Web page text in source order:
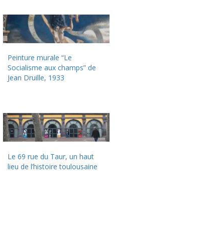
Peinture murale “Le
Socialisme aux champs” de
Jean Druille, 1933
Le 69 rue du Taur, un haut
lieu de l’histoire toulousaine